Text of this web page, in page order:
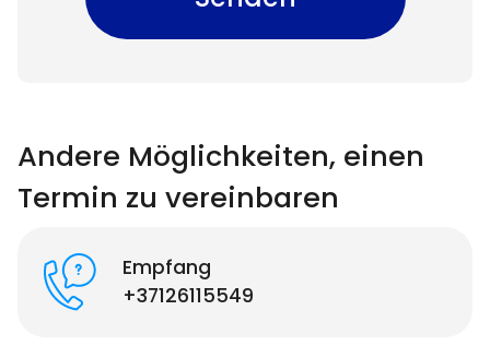
Andere Möglichkeiten, einen
Termin zu vereinbaren
Empfang
+37126115549